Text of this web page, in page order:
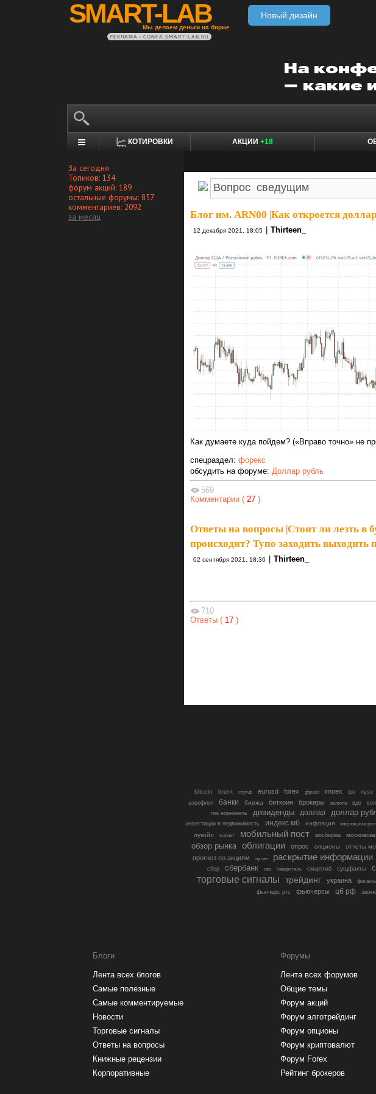
SMART-LAB
Мы делаем деньги на бирже
Новый дизайн
РЕКЛАМА • CONFA.SMART-LAB.RU
КОТИРОВКИ АКЦИИ +18
За сегодня
Топиков: 134
форум акций: 189
остальные форумы: 857
комментариев: 2092
за месяц
Блог им. ARN00 Как откроется
12 декабря 2021, 18:05 Thirteen_
Как думаете куда пойдем? («Вправо точно» не
спецраздел: форекс
обсудить на форуме: Доллар рубль
569
Комментарии ( 27 )
Ответы на вопросы |Стоит ли лезть в
происходит? Тупо заходить выходить
02 сентября 2021, 18:36 | Thirteen_
710
Ответы ( 17 )
bitcoin brent cnyrub eurusd forex gbpusd imoex ipo nyse
аэрофлот банки биржа биткоин брокеры валюта вдо
гмк норникель дивиденды доллар доллар
инвестиции в недвижимость индекс мб инфляция инфляция в
лукойл магнит мобильный пост мосбиржа
обзор рынка облигации опрос опционы отчеты
прогноз по акциям
путин раскрытие информации
сбер сбербанк сво северсталь смартлаб сущфакты
торговые сигналы трейдинг украина финансы
фьючерс ртс фьючерсы цб рф
Блоги
Лента всех блогов
Самые полезные
Самые комментируемые
Новости
Торговые сигналы
Ответы на вопросы
Книжные рецензии
Корпоративные
Форумы
Лента всех форумов
Общие темы
Форум акций
Форум алготрейдинг
Форум опционы
Форум криптовалют
Форум Forex
Рейтинг брокеров